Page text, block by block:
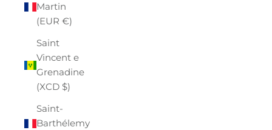
Martin
(EUR €)
Saint
Vincent e
Grenadine
(XCD $)
Saint-
Barthélemy